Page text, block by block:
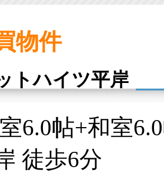
物件
トハイツ平岸
6.0帖+和室
徒歩6分